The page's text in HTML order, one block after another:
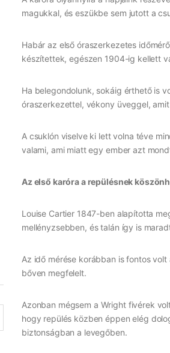
magukkal, és eszükbe sem jutott a
Habár az első óraszerkezetes
készítettek, egészen 1904-ig kellett
Ha belegondolunk, sokáig érthető is
óraszerkezettel, vékony üveggel,
A csuklón viselve ki lett volna téve
valami, ami miatt egy ember azt
Az első karóra a repülésnek
Louise Cartier 1847-ben alapította
mellényzsebben, és talán így is
Az idő mérése korábban is fontos
bőven megfelelt.
Azonban mégsem a Wright fivérek
hogy repülés közben éppen elég
biztonságban a levegőben.